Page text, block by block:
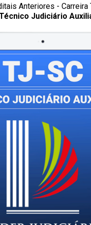
Anteriores - Carreira
Judiciário